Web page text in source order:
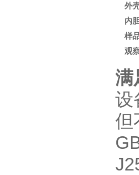
外
内
样
观
满
设
但